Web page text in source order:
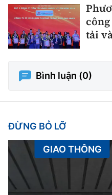
tải
Bình luận (0)
ĐỪNG BỎ LỠ
GIAO THÔNG